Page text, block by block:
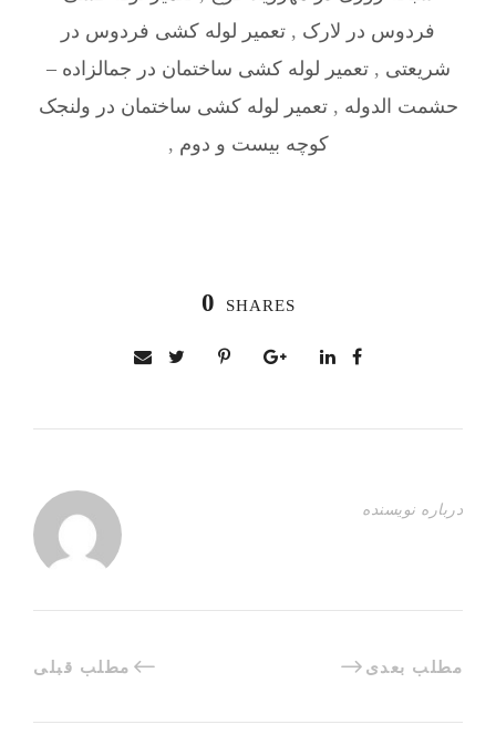
فردوس در لارک , تعمیر لوله کشی فردوس در
شریعتی ,تعمیر لوله کشی ساختمان در جمالزاده –
حشمت الدوله ,تعمیر لوله کشی ساختمان در ولنجک
کوچه بیست و دوم ,
0 SHARES
درباره نویسنده
مطلب قبلی مطلب بعدی